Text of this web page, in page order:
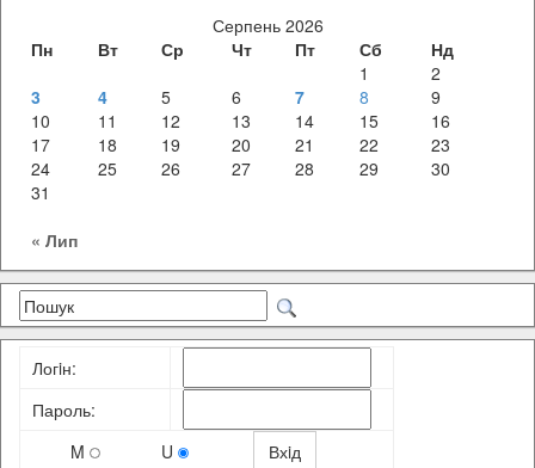
Серпень 2026
Пн
Вт Ср Чт Пт Сб
Нд
1
2
3
4 5 6 7 8
9
10
11 12 13 14 15
16
17
18 19 20 21 22
23
24
25 26 27 28 29
30
31
« Лип
Логiн:
Пароль:
M
U